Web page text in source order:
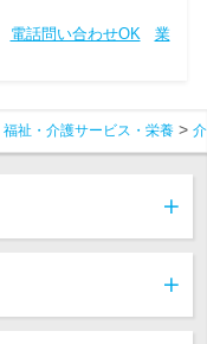
電話問い合わせOK
業
福祉・介護サービス・栄養